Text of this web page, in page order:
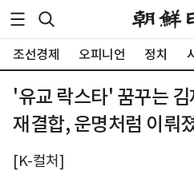
조선경제 오피니언 정치
'유교 락스타' 꿈꾸는
재결합, 운명처럼 이뤄
[K-컬처]